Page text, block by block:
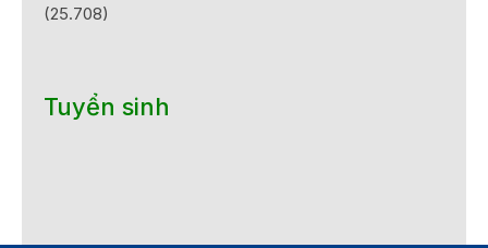
(25.708)
Tuyển sinh